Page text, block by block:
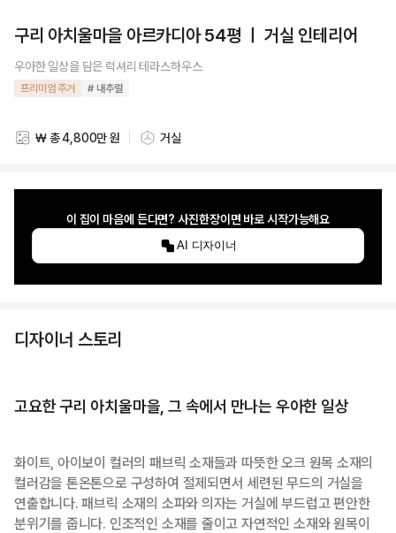
구리 아치울마을 아르카디아 54평 ㅣ 거실 인테리어
우아한 일상을 담은 럭셔리 테라스하우스
프리미엄 주거 # 내추럴
스타일링 비용
₩ 총 4,800만 원 스타일링 공간
거실
이 집이 마음에 든다면? 사진한장이면 바로 시작가능해요
AI 디자이너
디자이너 스토리
고요한 구리 아치울마을, 그 속에서 만나는 우아한 일상
화이트, 아이보이 컬러의 패브릭 소재들과 따뜻한 오크 원목 소재의
컬러감을 톤온톤으로 구성하여 절제되면서 세련된 무드의 거실을
연출합니다. 패브릭 소재의 소파와 의자는 거실에 부드럽고 편안한
분위기를 줍니다. 인조적인 소재를 줄이고 자연적인 소재와 원목이